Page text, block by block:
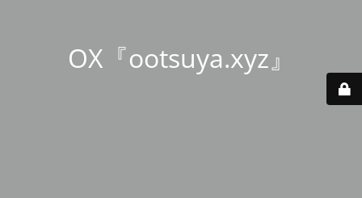
OX『ootsuya.xyz』